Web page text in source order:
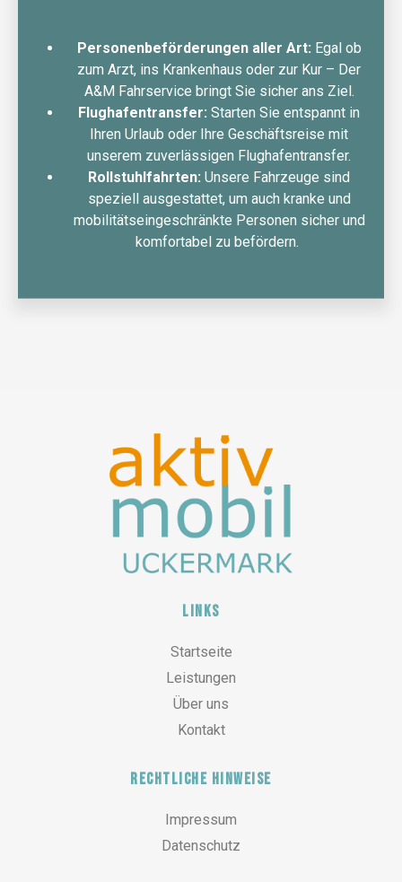
Personenbeförderungen aller Art: Egal ob
zum Arzt, ins Krankenhaus oder zur Kur – Der
A&M Fahrservice bringt Sie sicher ans Ziel.
Flughafentransfer: Starten Sie entspannt in
Ihren Urlaub oder Ihre Geschäftsreise mit
unserem zuverlässigen Flughafentransfer.
Rollstuhlfahrten: Unsere Fahrzeuge sind
speziell ausgestattet, um auch kranke und
mobilitätseingeschränkte Personen sicher und
komfortabel zu befördern.
Links
Startseite
Leistungen
Über uns
Kontakt
Rechtliche Hinweise
Impressum
Datenschutz